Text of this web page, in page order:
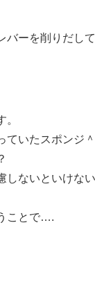
バーを削りだして
ていたスポンジ
しないといけな
ことで….